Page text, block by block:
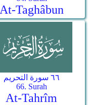
At-Taghâbun
٦٦ سورة التحريم
66. Surah
At-Tahrîm